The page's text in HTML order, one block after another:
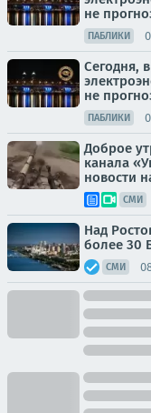
не
ПАБЛИКИ
Сегодня,
не
ПАБЛИКИ
Доброе
канала
новости
СМИ
Над
более 30
СМИ